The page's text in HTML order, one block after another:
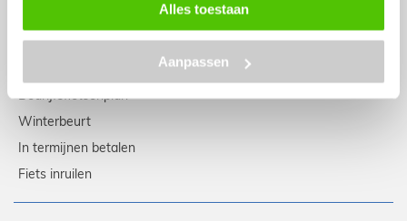
Alles toestaan
Aanpassen
Fietssleutel bestelservice
Bedrijfsfietsenplan
Winterbeurt
In termijnen betalen
Fiets inruilen